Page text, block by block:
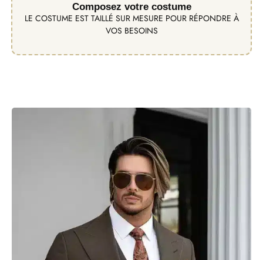
Composez votre costume
LE COSTUME EST TAILLÉ SUR MESURE POUR RÉPONDRE À
VOS BESOINS